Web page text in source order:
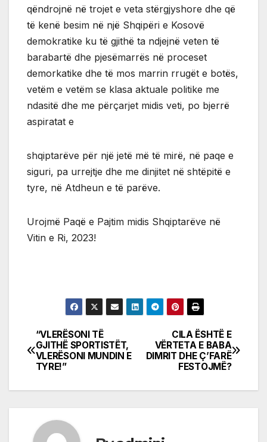
qëndrojnë në trojet e veta stërgjyshore dhe që
të kenë besim në një Shqipëri e Kosovë
demokratike ku të gjithë ta ndjejnë veten të
barabartë dhe pjesëmarrës në proceset
demorkatike dhe të mos marrin rrugët e botës,
vetëm e vetëm se klasa aktuale politike me
ndasitë dhe me përçarjet midis veti, po bjerrë
aspiratat e
shqiptarëve për një jetë më të mirë, në paqe e
siguri, pa urrejtje dhe me dinjitet në shtëpitë e
tyre, në Atdheun e të parëve.
Urojmë Paqë e Pajtim midis Shqiptarëve në
Vitin e Ri, 2023!
Post
navigation
CILA ËSHTË E
VËRTETA E BABA
DIMRIT DHE Ç’FARË
FESTOJMË?
“VLERËSONI TË
GJITHË SPORTISTËT,
VLERËSONI MUNDIN E
TYRE!”